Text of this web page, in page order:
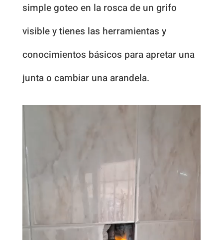
simple goteo en la rosca de un grifo
visible y tienes las herramientas y
conocimientos básicos para apretar una
junta o cambiar una arandela.